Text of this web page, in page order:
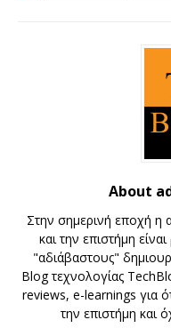
About
Στην σημερινή εποχή η
και την επιστήμη
"αδιάβαστους"
Blog τεχνολογίας
reviews, e-learnings για
την επιστήμη και